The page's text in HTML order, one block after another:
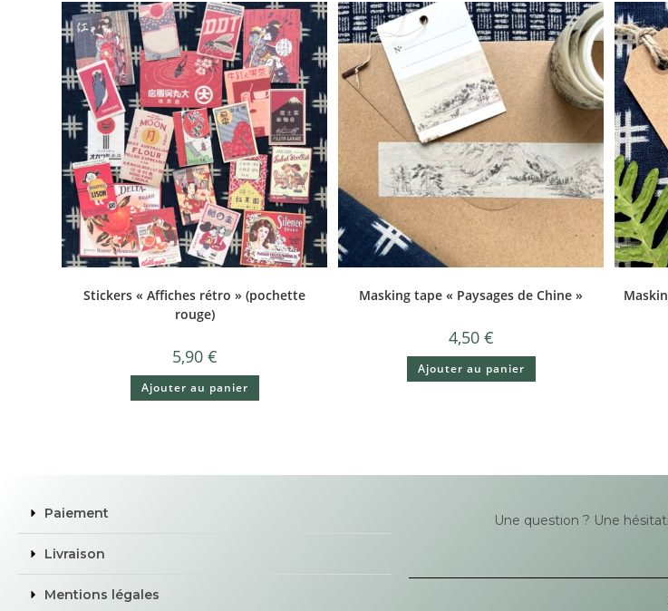
Stickers « Affiches rétro » (pochette
rouge)
5,90 €
Ajouter au panier
Masking tape « Paysages de Chine »
4,50 €
Ajouter au panier
Paiement
Livraison
Mentions légales
Une question ? Une